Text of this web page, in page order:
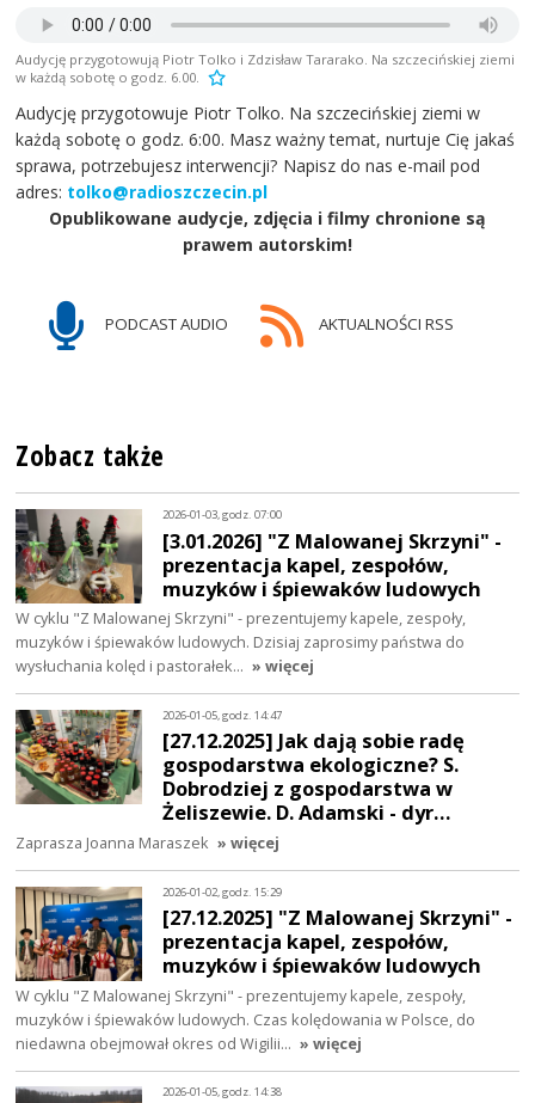
Audycję przygotowują Piotr Tolko i Zdzisław Tararako. Na szczecińskiej ziemi
w każdą sobotę o godz. 6.00.
Audycję przygotowuje Piotr Tolko. Na szczecińskiej ziemi w
każdą sobotę o godz. 6:00. Masz ważny temat, nurtuje Cię jakaś
sprawa, potrzebujesz interwencji? Napisz do nas e-mail pod
adres: tolko@radioszczecin.pl
Opublikowane audycje, zdjęcia i filmy chronione są
prawem autorskim!
PODCAST AUDIO AKTUALNOŚCI RSS
Zobacz także
2026-01-03, godz. 07:00
[3.01.2026] "Z Malowanej Skrzyni" -
prezentacja kapel, zespołów,
muzyków i śpiewaków ludowych
W cyklu "Z Malowanej Skrzyni" - prezentujemy kapele, zespoły,
muzyków i śpiewaków ludowych. Dzisiaj zaprosimy państwa do
wysłuchania kolęd i pastorałek… » więcej
2026-01-05, godz. 14:47
[27.12.2025] Jak dają sobie radę
gospodarstwa ekologiczne? S.
Dobrodziej z gospodarstwa w
Żeliszewie. D. Adamski - dyr…
Zaprasza Joanna Maraszek » więcej
2026-01-02, godz. 15:29
[27.12.2025] "Z Malowanej Skrzyni" -
prezentacja kapel, zespołów,
muzyków i śpiewaków ludowych
W cyklu "Z Malowanej Skrzyni" - prezentujemy kapele, zespoły,
muzyków i śpiewaków ludowych. Czas kolędowania w Polsce, do
niedawna obejmował okres od Wigilii… » więcej
2026-01-05, godz. 14:38